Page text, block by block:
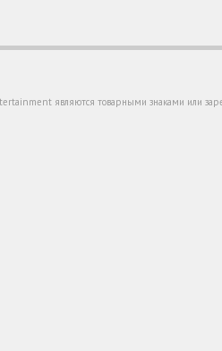
являются товарными знаками или